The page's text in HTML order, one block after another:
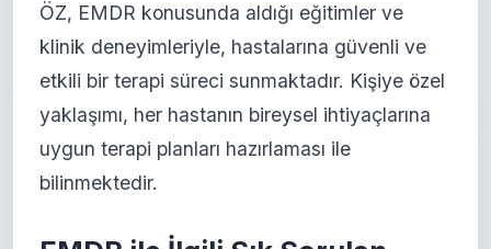
ÖZ, EMDR konusunda aldığı eğitimler ve
klinik deneyimleriyle, hastalarına güvenli ve
etkili bir terapi süreci sunmaktadır. Kişiye özel
yaklaşımı, her hastanın bireysel ihtiyaçlarına
uygun terapi planları hazırlaması ile
bilinmektedir.